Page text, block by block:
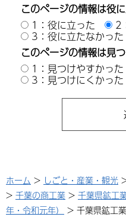
このページの情報は役
1：役に立った
2
3：役に立たなかった
このページの情報は見
1：見つけやすかった
3：見つけにくかった
ホーム > しごと・産業・観光
> 千葉の商工業 > 千葉県鉱工
年・令和元年）
> 千葉県鉱工